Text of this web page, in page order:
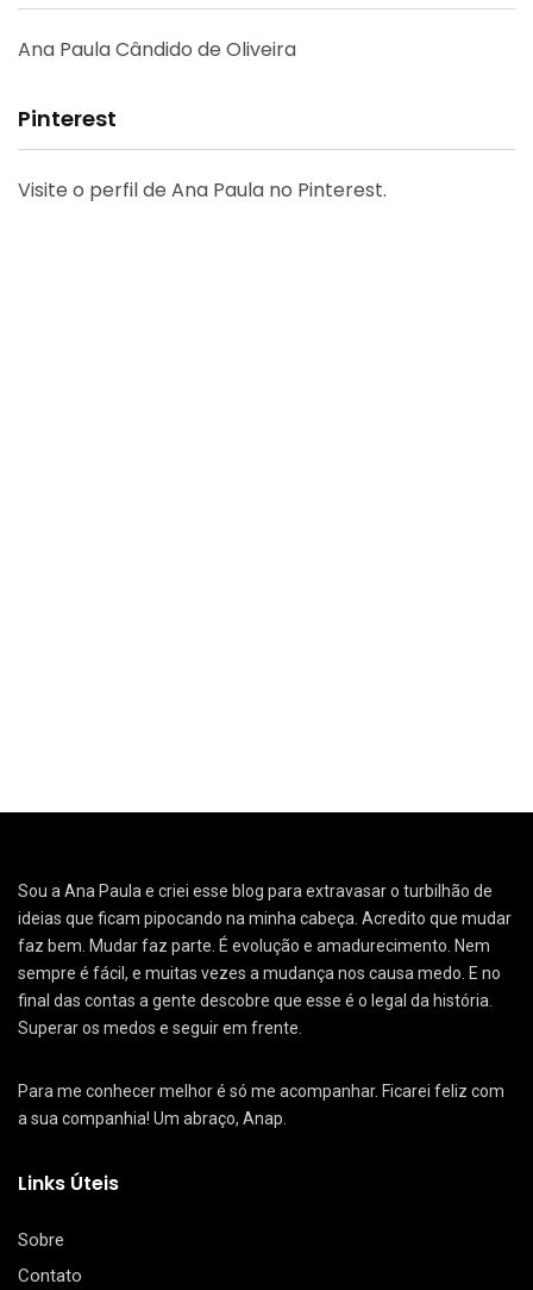
Ana Paula Cândido de Oliveira
Pinterest
Visite o perfil de Ana Paula no Pinterest.
Sou a Ana Paula e criei esse blog para extravasar o turbilhão de
ideias que ficam pipocando na minha cabeça. Acredito que mudar
faz bem. Mudar faz parte. É evolução e amadurecimento. Nem
sempre é fácil, e muitas vezes a mudança nos causa medo. E no
final das contas a gente descobre que esse é o legal da história.
Superar os medos e seguir em frente.
Para me conhecer melhor é só me acompanhar. Ficarei feliz com
a sua companhia! Um abraço, Anap.
Links Úteis
Sobre
Contato